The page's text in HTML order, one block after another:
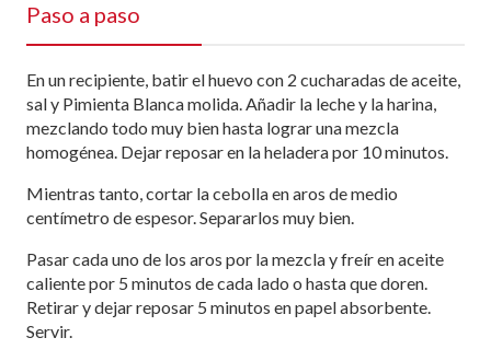
Paso a paso
En un recipiente, batir el huevo con 2 cucharadas de aceite,
sal y Pimienta Blanca molida. Añadir la leche y la harina,
mezclando todo muy bien hasta lograr una mezcla
homogénea. Dejar reposar en la heladera por 10 minutos.
Mientras tanto, cortar la cebolla en aros de medio
centímetro de espesor. Separarlos muy bien.
Pasar cada uno de los aros por la mezcla y freír en aceite
caliente por 5 minutos de cada lado o hasta que doren.
Retirar y dejar reposar 5 minutos en papel absorbente.
Servir.